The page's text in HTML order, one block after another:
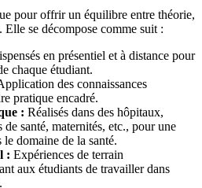
pour offrir un équilibre entre théorie,
se décompose comme suit :
en présentiel et à distance pour
chaque étudiant.
des connaissances
pratique encadré.
: Réalisés dans des hôpitaux,
de santé, maternités, etc., pour une
domaine de la santé.
: Expériences de terrain
aux étudiants de travailler dans